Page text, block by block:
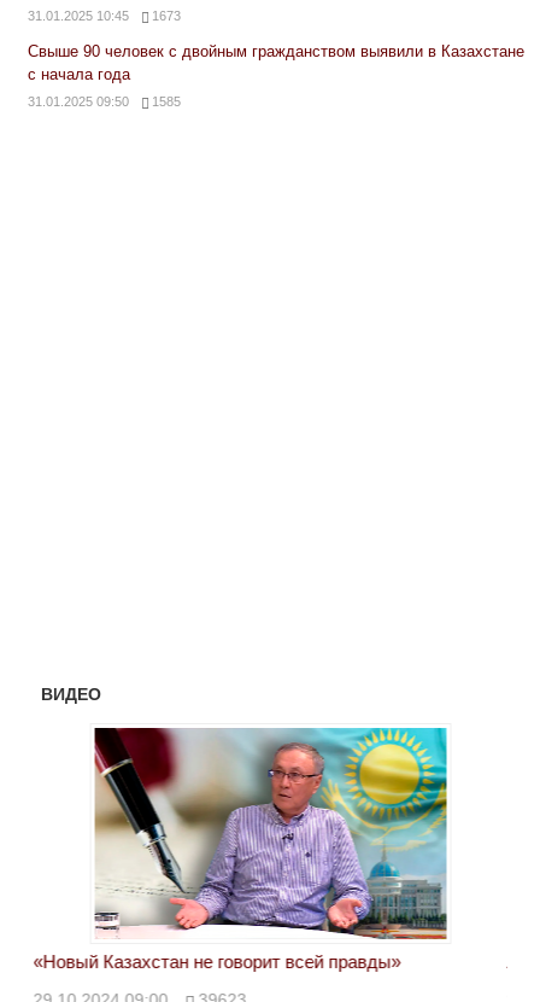
31.01.2025 10:45 1673
Свыше 90 человек с двойным гражданством выявили в Казахстане
с начала года
31.01.2025 09:50 1585
ВИДЕО
«Новый Казахстан не говорит всей правды»